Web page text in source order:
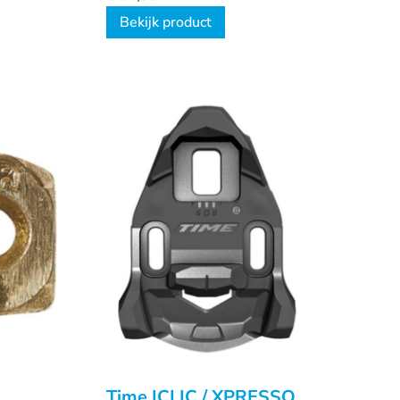
Bekijk product